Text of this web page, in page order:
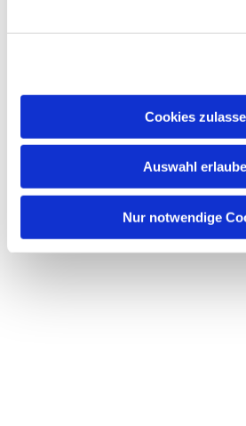
Cookies
Auswahl
Nur notwendige
Dies könnte